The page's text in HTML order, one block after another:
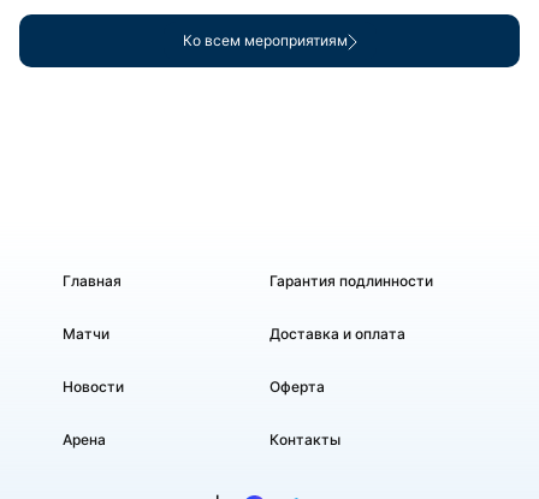
Ко всем мероприятиям
Главная
Матчи
Новости
Арена
Гарантия подлинности
Доставка и оплата
Оферта
Контакты